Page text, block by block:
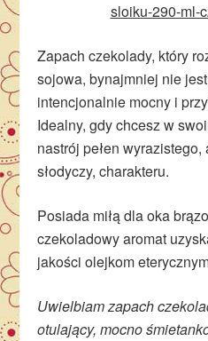
sloiku-290-ml-
Zapach czekolady, który
sojowa, bynajmniej nie
intencjonalnie mocny i
Idealny, gdy chcesz w
nastrój pełen
słodyczy, charakteru.
Posiada miłą dla oka
czekoladowy aromat
jakości olejkom
Uwielbiam zapach
otulający, mocno